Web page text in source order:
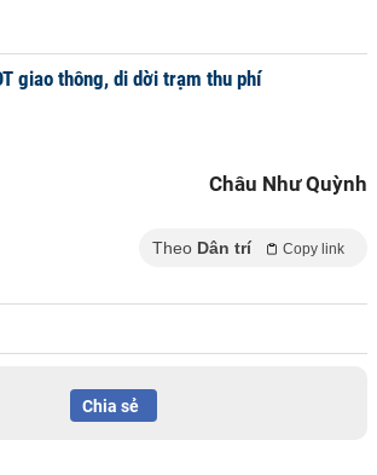
giao thông, di dời trạm thu phí
Châu Như Quỳnh
Theo Dân trí Copy link
Chia sẻ